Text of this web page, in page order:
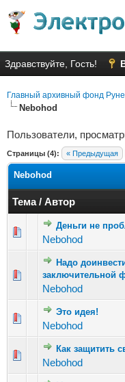
Здравствуйте, Гость!
Главный архивный фонд
Nebohod
Пользователи,
Страницы (4): « Предыдущая
Nebohod
Тема/ Автор
Деньги не
Nebohod
Голосов: 12 - Средняя
1 2345
Надо
заключительной
Nebohod
Голосов: 13 - Средняя
1234 5
Это идея!
Nebohod
Голосов: 10 - Средняя
1
Как защитить
Nebohod
Голосов: 8 - Средняя
12 34 5